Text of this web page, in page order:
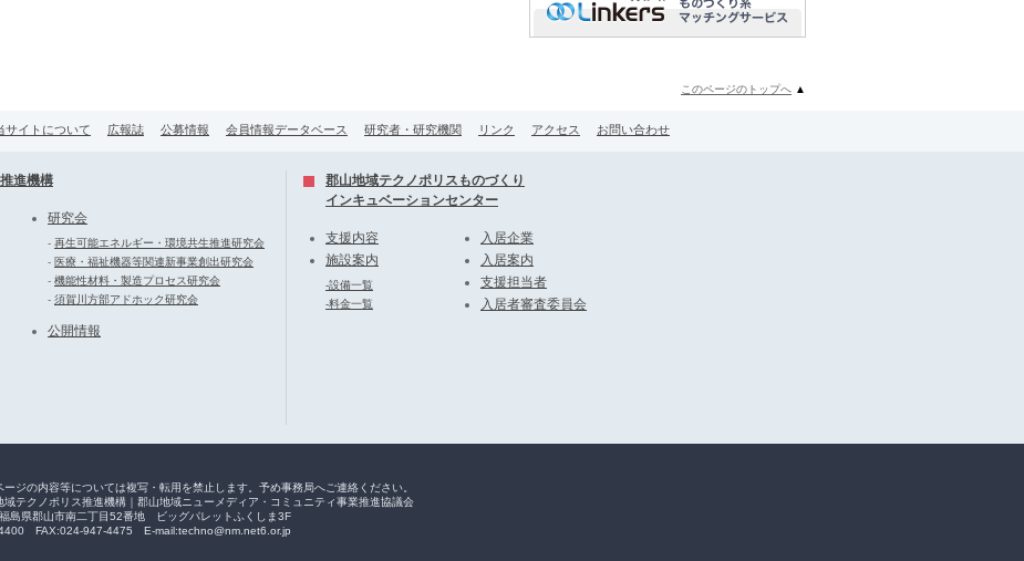
このページのトップへ ▲
サイトについて 広報誌 公募情報 会員情報データベース 研究者・研究機関 リンク アクセス お問い合わせ
進機構
研究会
- 再生可能エネルギー・環境共生推進研究会
- 医療・福祉機器等関連新事業創出研究会
- 機能性材料・製造プロセス研究会
- 須賀川方部アドホック研究会
公開情報
郡山地域テクノポリスものづくり
インキュベーションセンター
支援内容
施設案内
-設備一覧
-料金一覧
入居企業
入居案内
支援担当者
入居者審査委員会
ジの内容等については複写・転用を禁止します。予め事務局へご連絡ください。
域テクノポリス推進機構｜郡山地域ニューメディア・コミュニティ事業推進協議会
県郡山市南二丁目52番地 ビッグパレットふくしま3F
FAX:024-947-4475 E-mail:techno@nm.net6.or.jp